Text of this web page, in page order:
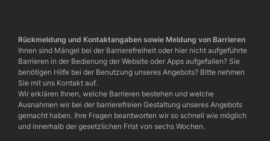
Rückmeldung und Kontaktangaben sowie Meldung von Barrieren
Ihnen sind Mängel bei der Barrierefreiheit oder hier nicht aufgeführte
Barrieren in der Bedienung der Website oder Apps aufgefallen? Sie
benötigen Hilfe bei der Benutzung unseres Angebots? Bitte nehmen
Sie mit uns Kontakt auf.
Wir erklären Ihnen, welche Barrieren bestehen und welche
Ausnahmen wir bei der barrierefreien Gestaltung unseres Angebots
gemacht haben. Ihre Fragen beantworten wir so schnell wie möglich
und innerhalb der gesetzlichen Frist von sechs Wochen.